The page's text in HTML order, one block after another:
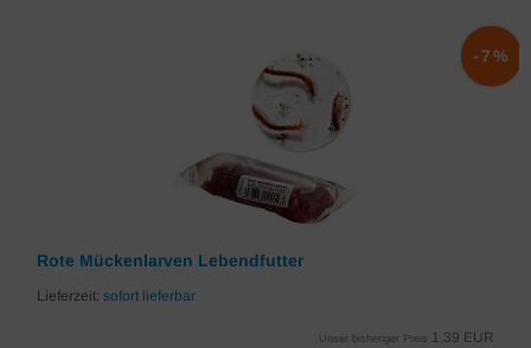
Rote Mückenlarven Lebendfutter
Lieferzeit: sofort lieferbar
Unser bisheriger Preis 1,39 EUR
-7%